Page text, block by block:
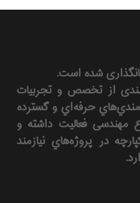
از تخصص و تجربيات
حرفه‌اي و گسترده
مهندسی فعاليت داشته و
در پروژه‌هاي نيازمند